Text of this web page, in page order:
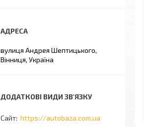
вулиця Андрея Шептицького,
Вінниця, Україна
https://autobaza.com.ua